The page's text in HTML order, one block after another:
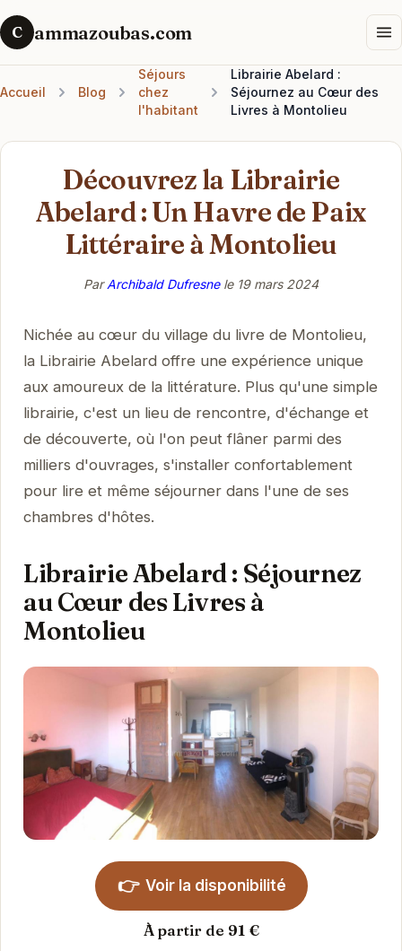
C ammazoubas.com
Accueil Blog
Séjours
chez
l'habitant
Librairie Abelard :
Séjournez au Cœur des
Livres à Montolieu
Découvrez la Librairie
Abelard : Un Havre de Paix
Littéraire à Montolieu
ParArchibald Dufresnele 19 mars 2024
Nichée au cœur du village du livre de Montolieu,
la Librairie Abelard offre une expérience unique
aux amoureux de la littérature. Plus qu'une simple
librairie, c'est un lieu de rencontre, d'échange et
de découverte, où l'on peut flâner parmi des
milliers d'ouvrages, s'installer confortablement
pour lire et même séjourner dans l'une de ses
chambres d'hôtes.
Librairie Abelard : Séjournez
au Cœur des Livres à
Montolieu
👉 Voir la disponibilité
À partir de 91 €